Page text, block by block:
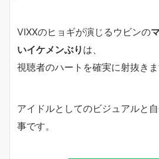
VIXXのヒョギが演じるウビンの
いイケメンぶり は、
視聴者のハートを確実に射抜きま
アイドルとしてのビジュアルと
事です。